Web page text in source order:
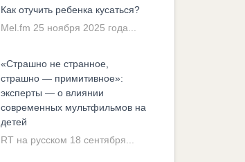
Как отучить ребенка кусаться?
Mel.fm 25 ноября 2025 года...
«Cтрашно не странное,
страшно — примитивное»:
эксперты — о влиянии
современных мультфильмов на
детей
RT на русском 18 сентября...